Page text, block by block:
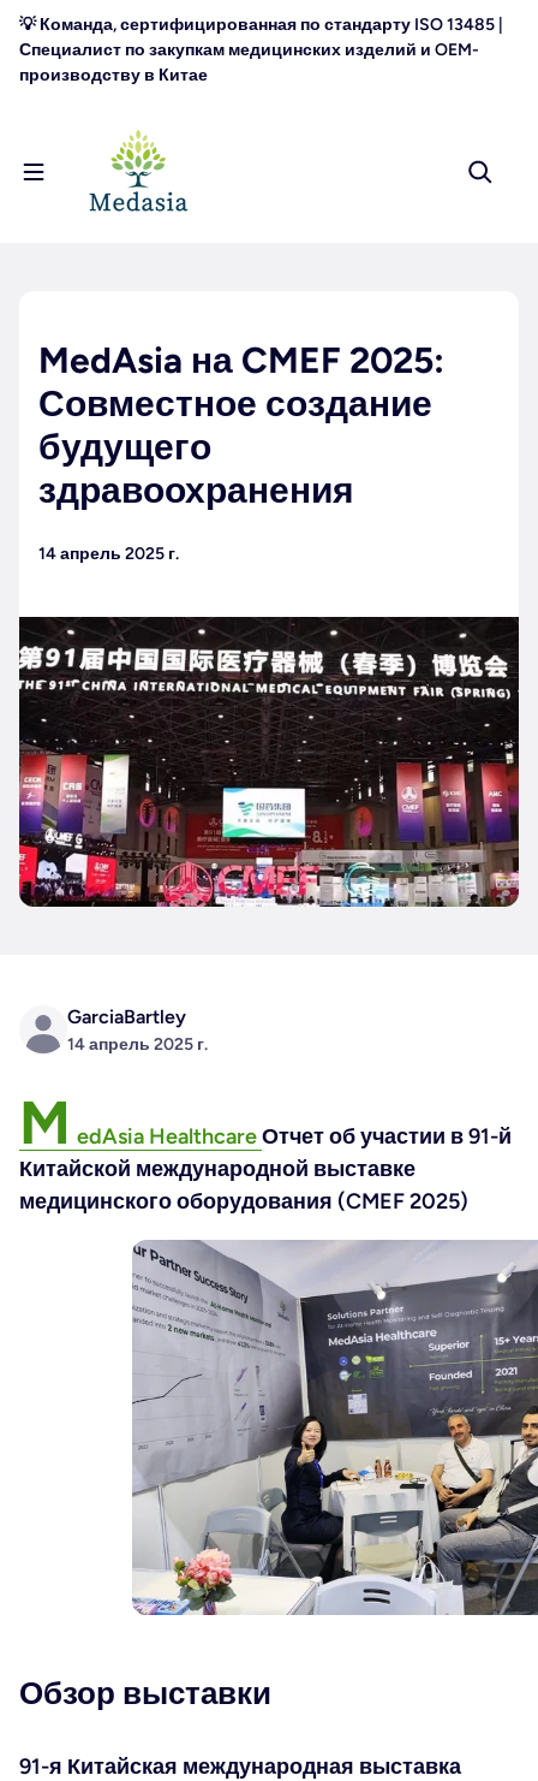
💡 Команда, сертифицированная по стандарту ISO 13485 |
Специалист по закупкам медицинских изделий и OEM-
производству в Китае
MedAsia на CMEF 2025:
Совместное создание
будущего
здравоохранения
14 апрель 2025 г.
GarciaBartley
14 апрель 2025 г.
M edAsia HealthcareОтчет об участии в 91-й
Китайской международной выставке
медицинского оборудования (CMEF 2025)
Обзор выставки
91-я Китайская международная выставка